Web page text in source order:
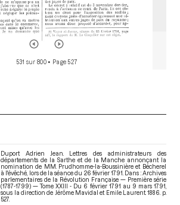
531 sur 800 • Page 527
Duport Adrien Jean. Lettres des administrateurs des
départements de la Sarthe et de la Manche annonçant la
nomination de MM. Prudhomme-la-Boussinière et Bécherel
à l'évêché, lors de la séance du 26 février 1791. Dans : Archives
parlementaires de la Révolution Française — Première série
(1787-1799) — Tome XXIII - Du 6 février 1791 au 9 mars 1791
sous la direction de Jérôme Mavidal et Emile Laurent. 1886. p.
527.